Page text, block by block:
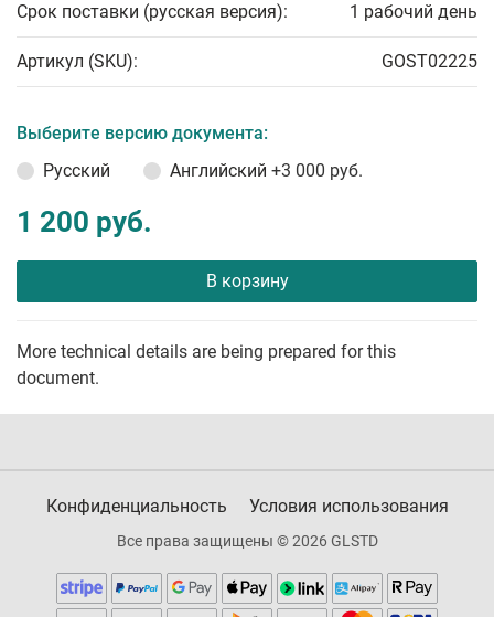
Срок поставки (русская версия): 1 рабочий день
Артикул (SKU): GOST02225
Выберите версию документа:
Русский
Английский +3 000 руб.
1 200 руб.
В корзину
More technical details are being prepared for this
document.
Конфиденциальность Условия использования
Все права защищены © 2026 GLSTD